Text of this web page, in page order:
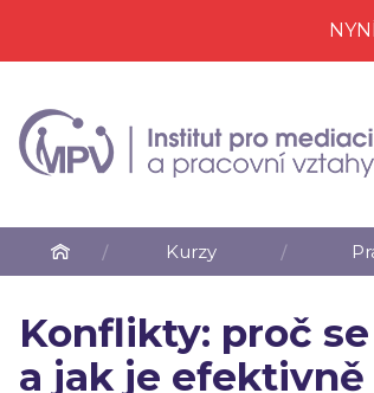
Kurzy
Konflikty: proč
a jak je